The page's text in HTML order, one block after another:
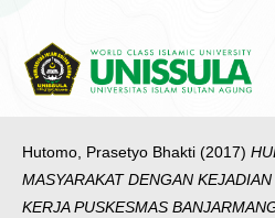
Hutomo, Prasetyo Bhakti (2017)
MASYARAKAT DENGAN
KERJA PUSKESMAS